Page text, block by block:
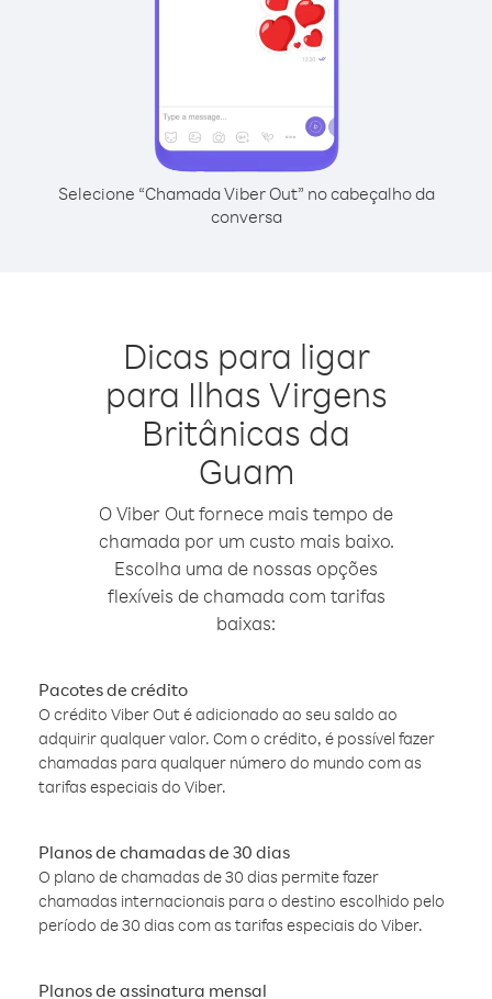
Selecione “Chamada Viber Out” no cabeçalho da
conversa
Dicas para ligar
para Ilhas Virgens
Britânicas da
Guam
O Viber Out fornece mais tempo de
chamada por um custo mais baixo.
Escolha uma de nossas opções
flexíveis de chamada com tarifas
baixas:
Pacotes de crédito
O crédito Viber Out é adicionado ao seu saldo ao
adquirir qualquer valor. Com o crédito, é possível fazer
chamadas para qualquer número do mundo com as
tarifas especiais do Viber.
Planos de chamadas de 30 dias
O plano de chamadas de 30 dias permite fazer
chamadas internacionais para o destino escolhido pelo
período de 30 dias com as tarifas especiais do Viber.
Planos de assinatura mensal